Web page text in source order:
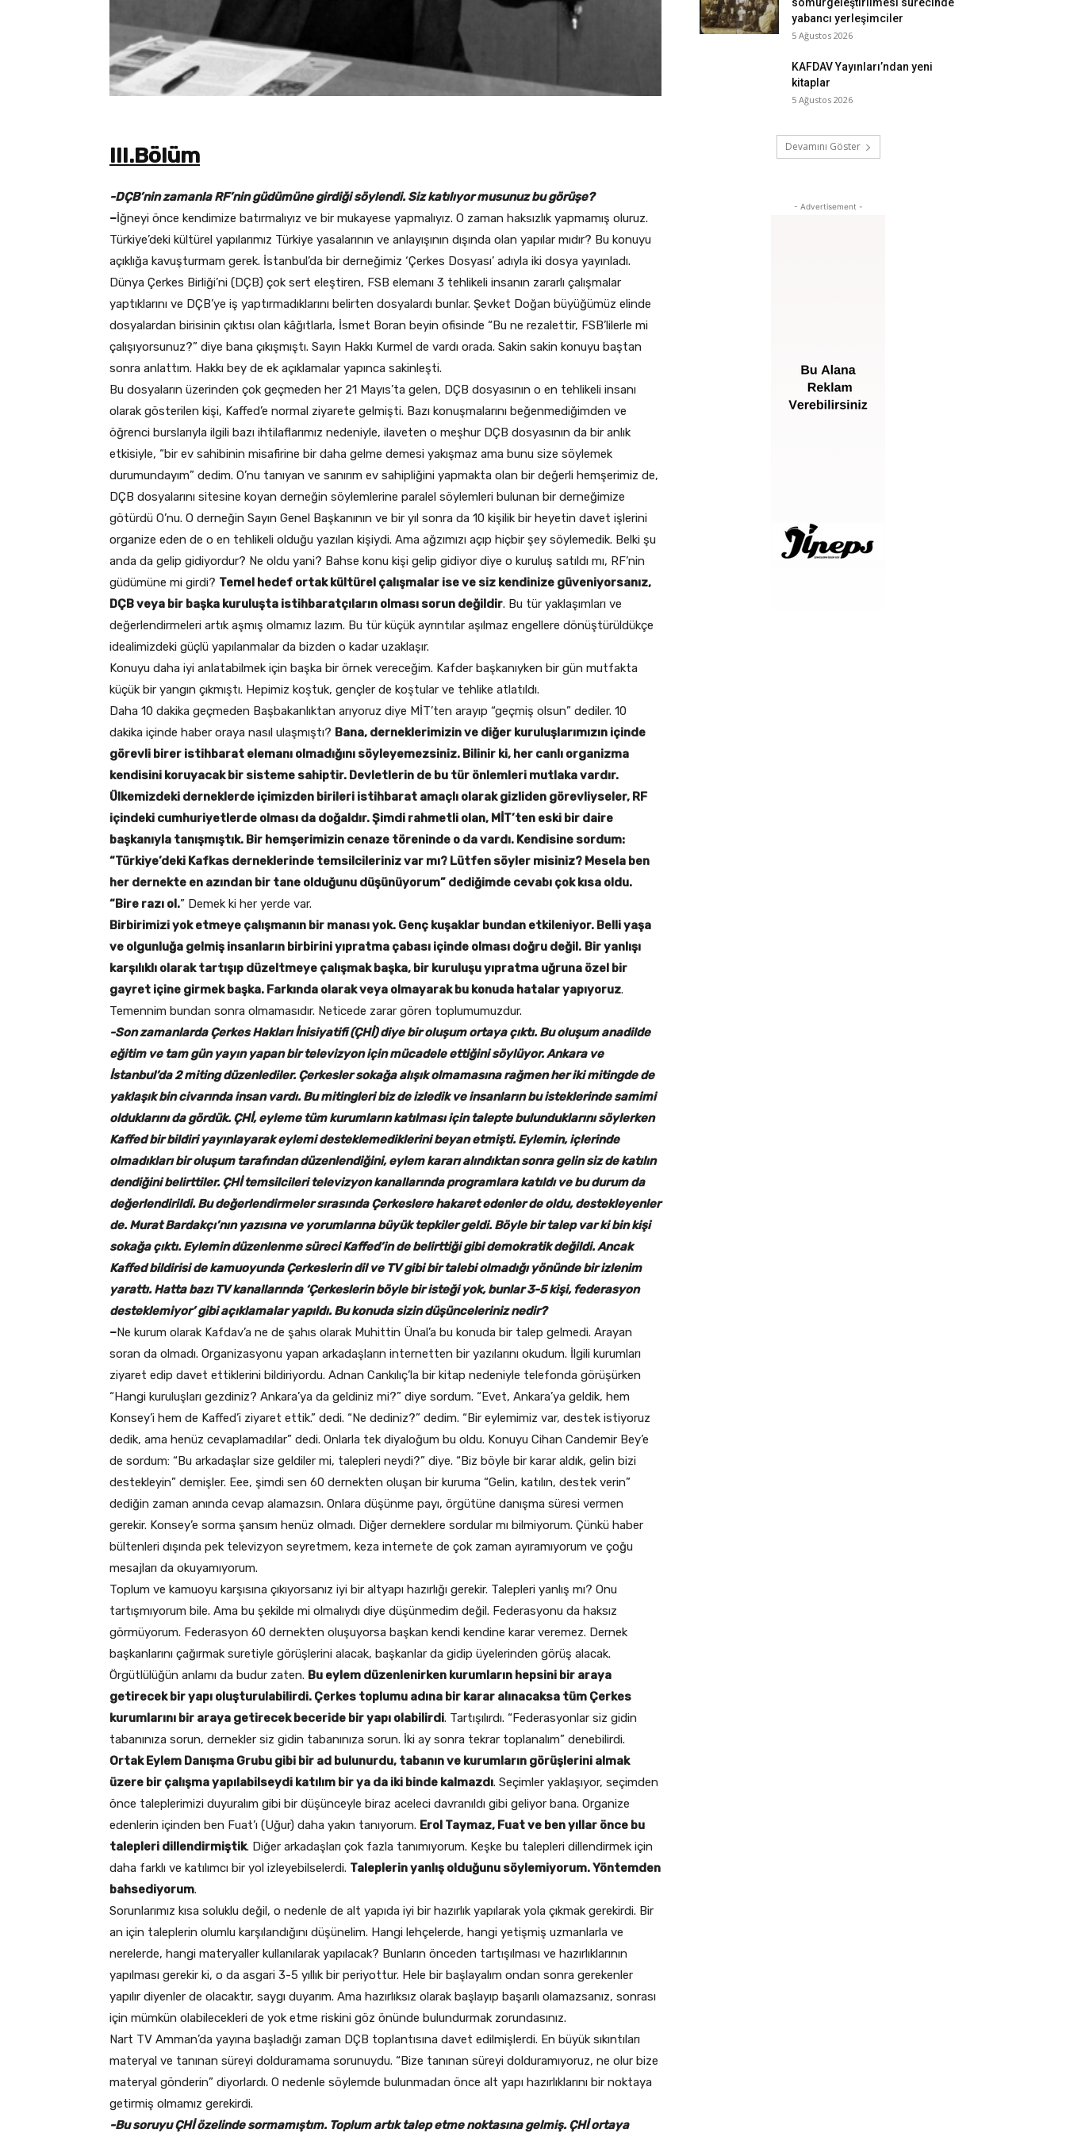
III.Bölüm
-DÇB’nin zamanla RF’nin güdümüne girdiği söylendi. Siz katılıyor musunuz bu görüşe?
–İğneyi önce kendimize batırmalıyız ve bir mukayese yapmalıyız. O zaman haksızlık yapmamış oluruz.
Türkiye’deki kültürel yapılarımız Türkiye yasalarının ve anlayışının dışında olan yapılar mıdır? Bu konuyu
açıklığa kavuşturmam gerek. İstanbul’da bir derneğimiz ‘Çerkes Dosyası’ adıyla iki dosya yayınladı.
Dünya Çerkes Birliği’ni (DÇB) çok sert eleştiren, FSB elemanı 3 tehlikeli insanın zararlı çalışmalar
yaptıklarını ve DÇB’ye iş yaptırmadıklarını belirten dosyalardı bunlar. Şevket Doğan büyüğümüz elinde
dosyalardan birisinin çıktısı olan kâğıtlarla, İsmet Boran beyin ofisinde “Bu ne rezalettir, FSB’lilerle mi
çalışıyorsunuz?” diye bana çıkışmıştı. Sayın Hakkı Kurmel de vardı orada. Sakin sakin konuyu baştan
sonra anlattım. Hakkı bey de ek açıklamalar yapınca sakinleşti.
Bu dosyaların üzerinden çok geçmeden her 21 Mayıs’ta gelen, DÇB dosyasının o en tehlikeli insanı
olarak gösterilen kişi, Kaffed’e normal ziyarete gelmişti. Bazı konuşmalarını beğenmediğimden ve
öğrenci burslarıyla ilgili bazı ihtilaflarımız nedeniyle, ilaveten o meşhur DÇB dosyasının da bir anlık
etkisiyle, “bir ev sahibinin misafirine bir daha gelme demesi yakışmaz ama bunu size söylemek
durumundayım” dedim. O’nu tanıyan ve sanırım ev sahipliğini yapmakta olan bir değerli hemşerimiz de,
DÇB dosyalarını sitesine koyan derneğin söylemlerine paralel söylemleri bulunan bir derneğimize
götürdü O’nu. O derneğin Sayın Genel Başkanının ve bir yıl sonra da 10 kişilik bir heyetin davet işlerini
organize eden de o en tehlikeli olduğu yazılan kişiydi. Ama ağzımızı açıp hiçbir şey söylemedik. Belki şu
anda da gelip gidiyordur? Ne oldu yani? Bahse konu kişi gelip gidiyor diye o kuruluş satıldı mı, RF’nin
güdümüne mi girdi? Temel hedef ortak kültürel çalışmalar ise ve siz kendinize güveniyorsanız,
DÇB veya bir başka kuruluşta istihbaratçıların olması sorun değildir. Bu tür yaklaşımları ve
değerlendirmeleri artık aşmış olmamız lazım. Bu tür küçük ayrıntılar aşılmaz engellere dönüştürüldükçe
idealimizdeki güçlü yapılanmalar da bizden o kadar uzaklaşır.
Konuyu daha iyi anlatabilmek için başka bir örnek vereceğim. Kafder başkanıyken bir gün mutfakta
küçük bir yangın çıkmıştı. Hepimiz koştuk, gençler de koştular ve tehlike atlatıldı.
Daha 10 dakika geçmeden Başbakanlıktan arıyoruz diye MİT’ten arayıp “geçmiş olsun” dediler. 10
dakika içinde haber oraya nasıl ulaşmıştı? Bana, derneklerimizin ve diğer kuruluşlarımızın içinde
görevli birer istihbarat elemanı olmadığını söyleyemezsiniz. Bilinir ki, her canlı organizma
kendisini koruyacak bir sisteme sahiptir. Devletlerin de bu tür önlemleri mutlaka vardır.
Ülkemizdeki derneklerde içimizden birileri istihbarat amaçlı olarak gizliden görevliyseler, RF
içindeki cumhuriyetlerde olması da doğaldır. Şimdi rahmetli olan, MİT’ten eski bir daire
başkanıyla tanışmıştık. Bir hemşerimizin cenaze töreninde o da vardı. Kendisine sordum:
“Türkiye’deki Kafkas derneklerinde temsilcileriniz var mı? Lütfen söyler misiniz? Mesela ben
her dernekte en azından bir tane olduğunu düşünüyorum” dediğimde cevabı çok kısa oldu.
“Bire razı ol.” Demek ki her yerde var.
Birbirimizi yok etmeye çalışmanın bir manası yok. Genç kuşaklar bundan etkileniyor. Belli yaşa
ve olgunluğa gelmiş insanların birbirini yıpratma çabası içinde olması doğru değil. Bir yanlışı
karşılıklı olarak tartışıp düzeltmeye çalışmak başka, bir kuruluşu yıpratma uğruna özel bir
gayret içine girmek başka. Farkında olarak veya olmayarak bu konuda hatalar yapıyoruz.
Temennim bundan sonra olmamasıdır. Neticede zarar gören toplumumuzdur.
-Son zamanlarda Çerkes Hakları İnisiyatifi (ÇHİ) diye bir oluşum ortaya çıktı. Bu oluşum anadilde
eğitim ve tam gün yayın yapan bir televizyon için mücadele ettiğini söylüyor. Ankara ve
İstanbul’da 2 miting düzenlediler. Çerkesler sokağa alışık olmamasına rağmen her iki mitingde de
yaklaşık bin civarında insan vardı. Bu mitingleri biz de izledik ve insanların bu isteklerinde samimi
olduklarını da gördük. ÇHİ, eyleme tüm kurumların katılması için talepte bulunduklarını söylerken
Kaffed bir bildiri yayınlayarak eylemi desteklemediklerini beyan etmişti. Eylemin, içlerinde
olmadıkları bir oluşum tarafından düzenlendiğini, eylem kararı alındıktan sonra gelin siz de katılın
dendiğini belirttiler. ÇHİ temsilcileri televizyon kanallarında programlara katıldı ve bu durum da
değerlendirildi. Bu değerlendirmeler sırasında Çerkeslere hakaret edenler de oldu, destekleyenler
de. Murat Bardakçı’nın yazısına ve yorumlarına büyük tepkiler geldi. Böyle bir talep var ki bin kişi
sokağa çıktı. Eylemin düzenlenme süreci Kaffed’in de belirttiği gibi demokratik değildi. Ancak
Kaffed bildirisi de kamuoyunda Çerkeslerin dil ve TV gibi bir talebi olmadığı yönünde bir izlenim
yarattı. Hatta bazı TV kanallarında ‘Çerkeslerin böyle bir isteği yok, bunlar 3-5 kişi, federasyon
desteklemiyor’ gibi açıklamalar yapıldı. Bu konuda sizin düşünceleriniz nedir?
–Ne kurum olarak Kafdav’a ne de şahıs olarak Muhittin Ünal’a bu konuda bir talep gelmedi. Arayan
soran da olmadı. Organizasyonu yapan arkadaşların internetten bir yazılarını okudum. İlgili kurumları
ziyaret edip davet ettiklerini bildiriyordu. Adnan Cankılıç’la bir kitap nedeniyle telefonda görüşürken
“Hangi kuruluşları gezdiniz? Ankara’ya da geldiniz mi?” diye sordum. “Evet, Ankara’ya geldik, hem
Konsey’i hem de Kaffed’i ziyaret ettik.” dedi. “Ne dediniz?” dedim. “Bir eylemimiz var, destek istiyoruz
dedik, ama henüz cevaplamadılar” dedi. Onlarla tek diyaloğum bu oldu. Konuyu Cihan Candemir Bey’e
de sordum: “Bu arkadaşlar size geldiler mi, talepleri neydi?” diye. “Biz böyle bir karar aldık, gelin bizi
destekleyin” demişler. Eee, şimdi sen 60 dernekten oluşan bir kuruma “Gelin, katılın, destek verin”
dediğin zaman anında cevap alamazsın. Onlara düşünme payı, örgütüne danışma süresi vermen
gerekir. Konsey’e sorma şansım henüz olmadı. Diğer derneklere sordular mı bilmiyorum. Çünkü haber
bültenleri dışında pek televizyon seyretmem, keza internete de çok zaman ayıramıyorum ve çoğu
mesajları da okuyamıyorum.
Toplum ve kamuoyu karşısına çıkıyorsanız iyi bir altyapı hazırlığı gerekir. Talepleri yanlış mı? Onu
tartışmıyorum bile. Ama bu şekilde mi olmalıydı diye düşünmedim değil. Federasyonu da haksız
görmüyorum. Federasyon 60 dernekten oluşuyorsa başkan kendi kendine karar veremez. Dernek
başkanlarını çağırmak suretiyle görüşlerini alacak, başkanlar da gidip üyelerinden görüş alacak.
Örgütlülüğün anlamı da budur zaten. Bu eylem düzenlenirken kurumların hepsini bir araya
getirecek bir yapı oluşturulabilirdi. Çerkes toplumu adına bir karar alınacaksa tüm Çerkes
kurumlarını bir araya getirecek beceride bir yapı olabilirdi. Tartışılırdı. “Federasyonlar siz gidin
tabanınıza sorun, dernekler siz gidin tabanınıza sorun. İki ay sonra tekrar toplanalım” denebilirdi.
Ortak Eylem Danışma Grubu gibi bir ad bulunurdu, tabanın ve kurumların görüşlerini almak
üzere bir çalışma yapılabilseydi katılım bir ya da iki binde kalmazdı. Seçimler yaklaşıyor, seçimden
önce taleplerimizi duyuralım gibi bir düşünceyle biraz aceleci davranıldı gibi geliyor bana. Organize
edenlerin içinden ben Fuat’ı (Uğur) daha yakın tanıyorum. Erol Taymaz, Fuat ve ben yıllar önce bu
talepleri dillendirmiştik. Diğer arkadaşları çok fazla tanımıyorum. Keşke bu talepleri dillendirmek için
daha farklı ve katılımcı bir yol izleyebilselerdi. Taleplerin yanlış olduğunu söylemiyorum. Yöntemden
bahsediyorum.
Sorunlarımız kısa soluklu değil, o nedenle de alt yapıda iyi bir hazırlık yapılarak yola çıkmak gerekirdi. Bir
an için taleplerin olumlu karşılandığını düşünelim. Hangi lehçelerde, hangi yetişmiş uzmanlarla ve
nerelerde, hangi materyaller kullanılarak yapılacak? Bunların önceden tartışılması ve hazırlıklarının
yapılması gerekir ki, o da asgari 3-5 yıllık bir periyottur. Hele bir başlayalım ondan sonra gerekenler
yapılır diyenler de olacaktır, saygı duyarım. Ama hazırlıksız olarak başlayıp başarılı olamazsanız, sonrası
için mümkün olabilecekleri de yok etme riskini göz önünde bulundurmak zorundasınız.
Nart TV Amman’da yayına başladığı zaman DÇB toplantısına davet edilmişlerdi. En büyük sıkıntıları
materyal ve tanınan süreyi dolduramama sorunuydu. “Bize tanınan süreyi dolduramıyoruz, ne olur bize
materyal gönderin” diyorlardı. O nedenle söylemde bulunmadan önce alt yapı hazırlıklarını bir noktaya
getirmiş olmamız gerekirdi.
-Bu soruyu ÇHİ özelinde sormamıştım. Toplum artık talep etme noktasına gelmiş. ÇHİ ortaya
yabancı yerleşimciler
5 Ağustos 2026
KAFDAV Yayınları’ndan yeni
kitaplar
5 Ağustos 2026
Devamını Göster
- Advertisement -